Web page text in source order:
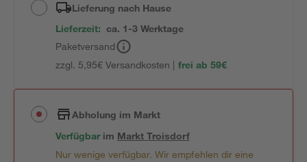
Lieferung nach Hause
Lieferzeit: ca. 1-3 Werktage
Paketversand
zzgl. 5,95€ Versandkosten | frei ab 59€
Abholung im Markt
Verfügbar im MarktTroisdorf
Nur wenige verfügbar. Wir empfehlen dir eine